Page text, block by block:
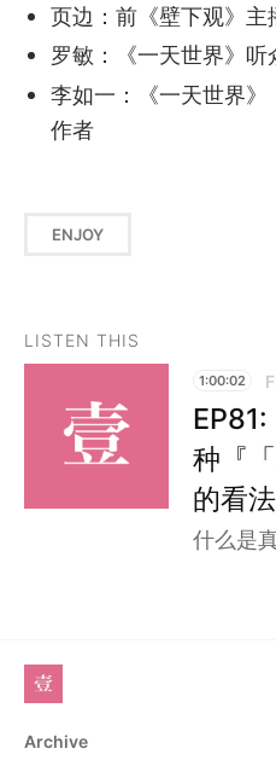
页边：前《壁下观》主
罗敏：《一天世界》
李如一：《一天世界》
作者
ENJOY
LISTEN THIS
1:00:02
种『
的看法
什么是
Archive